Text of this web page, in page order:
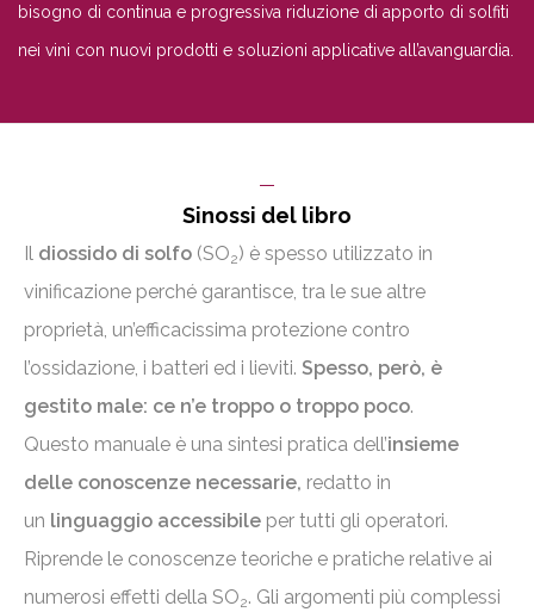
bisogno di continua e progressiva riduzione di apporto di solfiti
nei vini con nuovi prodotti e soluzioni applicative all’avanguardia.
Sinossi del libro
Il diossido di solfo (SO2) è spesso utilizzato in
vinificazione perché garantisce, tra le sue altre
proprietà, un’efficacissima protezione contro
l’ossidazione, i batteri ed i lieviti. Spesso, però, è
gestito male: ce n’e troppo o troppo poco.
Questo manuale è una sintesi pratica dell’insieme
delle conoscenze necessarie, redatto in
un linguaggio accessibile per tutti gli operatori.
Riprende le conoscenze teoriche e pratiche relative ai
numerosi effetti della SO2. Gli argomenti più complessi